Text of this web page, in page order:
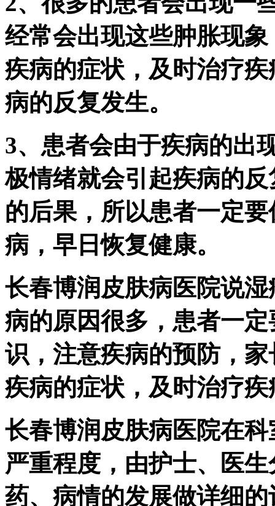
经常会出现这些肿胀现
疾病的症状，及时治疗
病的反复发生。
3、患者会由于疾病的出
极情绪就会引起疾病的
的后果，所以患者一定
病，早日恢复健康。
长春博润皮肤病医院说
病的原因很多，患者一
识，注意疾病的预防，
疾病的症状，及时治疗疾
长春博润皮肤病医院在
严重程度，由护士、医
药、病情的发展做详细